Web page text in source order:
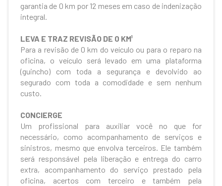
garantia de 0 km por 12 meses em caso de indenização
integral.
LEVA E TRAZ REVISÃO DE 0 KM¹
Para a revisão de 0 km do veículo ou para o reparo na
oficina, o veículo será levado em uma plataforma
(guincho) com toda a segurança e devolvido ao
segurado com toda a comodidade e sem nenhum
custo.
CONCIERGE
Um profissional para auxiliar você no que for
necessário, como acompanhamento de serviços e
sinistros, mesmo que envolva terceiros. Ele também
será responsável pela liberação e entrega do carro
extra, acompanhamento do serviço prestado pela
oficina, acertos com terceiro e também pela